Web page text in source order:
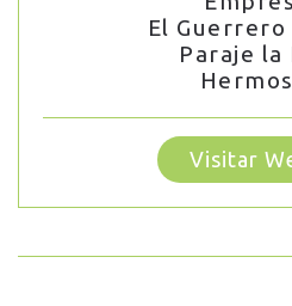
El Guerrero
Paraje la
Visitar